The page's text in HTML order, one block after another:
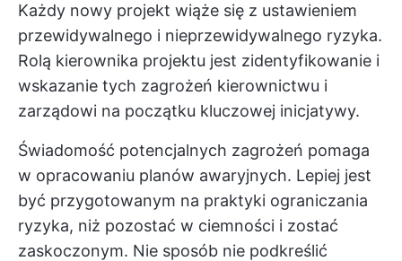
Każdy nowy projekt wiąże się z ustawieniem
przewidywalnego i nieprzewidywalnego ryzyka.
Rolą kierownika projektu jest zidentyfikowanie i
wskazanie tych zagrożeń kierownictwu i
zarządowi na początku kluczowej inicjatywy.
Świadomość potencjalnych zagrożeń pomaga
w opracowaniu planów awaryjnych. Lepiej jest
być przygotowanym na praktyki ograniczania
ryzyka, niż pozostać w ciemności i zostać
zaskoczonym. Nie sposób nie podkreślić